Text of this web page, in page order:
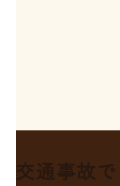
交通事故で